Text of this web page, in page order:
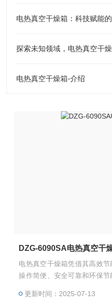
电热真空干燥箱：科技赋能
探索未知领域，电热真空干
电热真空干燥箱-介绍
DZG-6090SA电热真空干
电热真空干燥箱凭借其高效节
操作简便、安全可靠和环保节
更新时间：2025-07-13